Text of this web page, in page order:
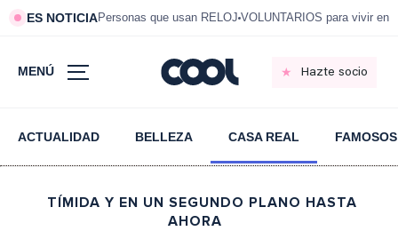
ES NOTICIAPersonas que usan RELOJ VOLUNTARIOS para vivir en
MENÚ Hazte socio
ACTUALIDAD BELLEZA CASA REAL FAMOSOS
TÍMIDA Y EN UN SEGUNDO PLANO HASTA
AHORA